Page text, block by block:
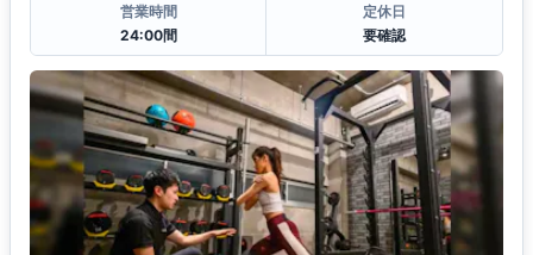
営業時間
24:00間
定休日
要確認